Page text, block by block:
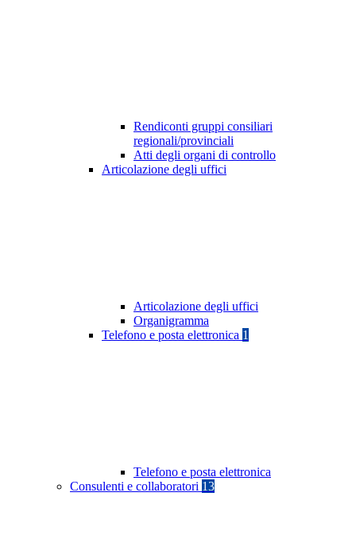
Rendiconti gruppi consiliari
regionali/provinciali
Atti degli organi di controllo
Articolazione degli uffici
Articolazione degli uffici
Organigramma
Telefono e posta elettronica 1
Telefono e posta elettronica
Consulenti e collaboratori 13